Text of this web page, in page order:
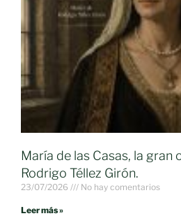
María de las Casas, la gran
Rodrigo Téllez Girón.
23/07/2026 No hay comentarios
Leer más »